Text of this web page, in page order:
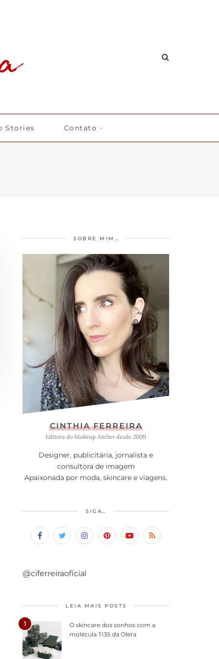
Stories Contato
SOBRE MIM…
CINTHIA FERREIRA
Editora do Makeup Atelier desde 2009
Designer, publicitária, jornalista e
consultora de imagem
Apaixonada por moda, skincare e viagens.
SIGA…
@ciferreiraoficial
LEIA MAIS POSTS
1
O skincare dos sonhos com a
molécula TI35 da Olera